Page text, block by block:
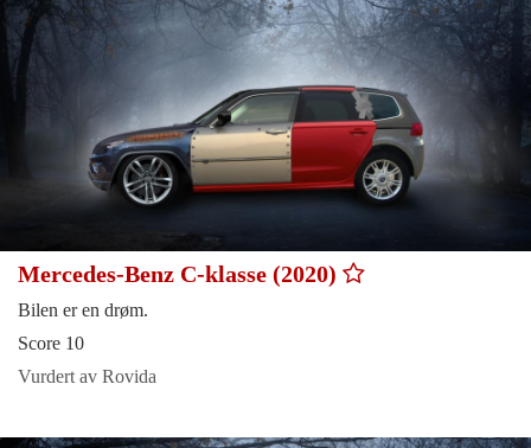
Mercedes-Benz C-klasse (2020)
Bilen er en drøm.
Score 10
Vurdert av Rovida